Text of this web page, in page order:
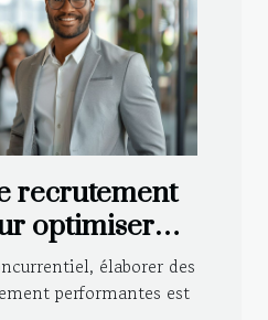
recrutement
optimiser
de venteélaborer des
performantes est